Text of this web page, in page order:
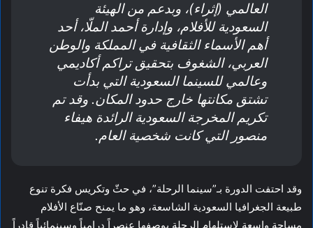
العالمي (إثراء)، وبدعم من الهيئة
السعودية للأفلام، وإدارة أحمد الملّا، أحد
أهم الأسماء الثقافية في المملكة والوطن
العربي، الشغوف بتحقيق تراكم أكاديمي
وعالمي للسينما السعودية التي بدأت
تشتق مكانتها خارج حدود المكان. وقد تم
تكريم المخرجة السعودية الرائدة هيفاء
منصور التي كانت شخصية العام.
وقد احتفت الدورة بـ”سينما الرحلة”، في حثّ وتكريس فكرة تنوع
طبيعة الجغرافيا السعودية الشاسعة، وهو ما يمنح صنّاع الأفلام
مساحة واسعة لاستلهام الرحلة بوصفها عنصراً درامياً وسينمائياً قادراً